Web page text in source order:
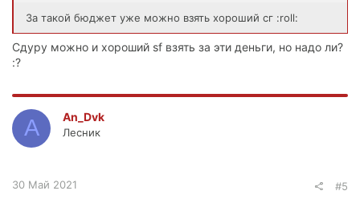
За такой бюджет уже можно взять хороший сг :roll:
Сдуру можно и хороший sf взять за эти деньги, но надо ли?
:?
A An_Dvk
Лесник
30 Май 2021 #5